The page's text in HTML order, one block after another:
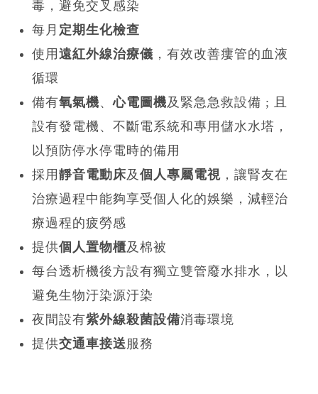
毒，避免交叉感染
每月 定期生化檢查
使用 遠紅外線治療儀 ，有效改善瘻管的血液
循環
備有氧氣機、心電圖機及緊急急救設備 ; 且
設有發電機、不斷電系統和專用儲水水塔，
以預防停水停電時的備用
採用 靜音電動床及 個人專屬電視 ，讓腎友在
治療過程中能夠享受個人化的娛樂，減輕治
療過程的疲勞感
提供個人置物櫃及棉被
每台透析機後方設有獨立雙管廢水排水，以
避免生物汙染源汙染
夜間設有紫外線殺菌設備消毒環境
提供交通車接送 服務